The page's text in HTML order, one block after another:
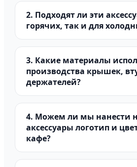
2. Подходят ли эти
горячих, так и для
3. Какие материалы
производства крышек,
держателей?
4. Можем ли мы нанести
аксессуары логотип и
кафе?